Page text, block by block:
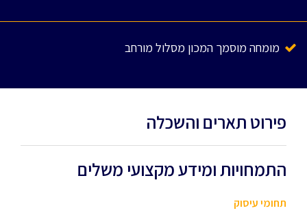
מומחה מוסמך המכון מסלול מורחב
פירוט תארים והשכלה
התמחויות ומידע מקצועי משלים
תחומי עיסוק